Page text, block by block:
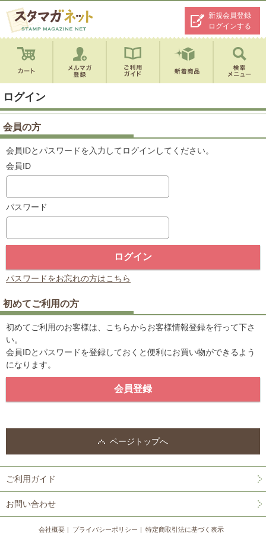
新規会員登録
ログインする
ログイン
会員の方
会員IDとパスワードを入力してログインしてください。
会員ID
パスワード
パスワードをお忘れの方はこちら
初めてご利用の方
初めてご利用のお客様は、こちらからお客様情報登録を行って下さ
い。
会員IDとパスワードを登録しておくと便利にお買い物ができるよう
になります。
ページトップへ
ご利用ガイド
お問い合わせ
会社概要 プライバシーポリシー 特定商取引法に基づく表示